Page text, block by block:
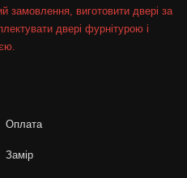
замовлення, виготовити двері за
двері фурнітурою і
Оплата
Замір